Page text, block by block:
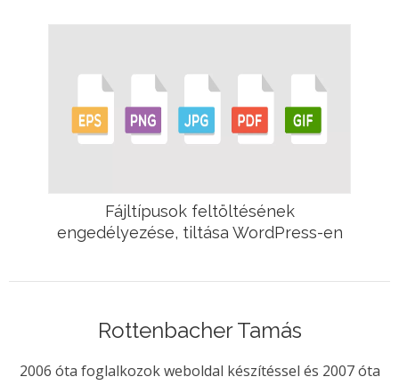
Fájltípusok feltöltésének
engedélyezése, tiltása WordPress-en
Rottenbacher Tamás
2006 óta foglalkozok weboldal készítéssel és 2007 óta